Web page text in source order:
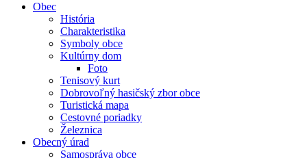
Obec
História
Charakteristika
Symboly obce
Kultúrny dom
Foto
Tenisový kurt
Dobrovoľný hasičský zbor obce
Turistická mapa
Cestovné poriadky
Železnica
Obecný úrad
Samospráva obce